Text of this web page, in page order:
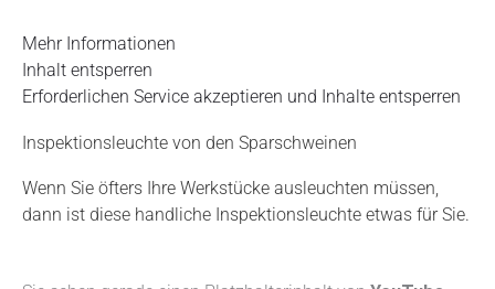
Mehr Informationen
Inhalt entsperren
Erforderlichen Service akzeptieren und Inhalte entsperren
Inspektionsleuchte von den Sparschweinen
Wenn Sie öfters Ihre Werkstücke ausleuchten müssen,
dann ist diese handliche Inspektionsleuchte etwas für Sie.